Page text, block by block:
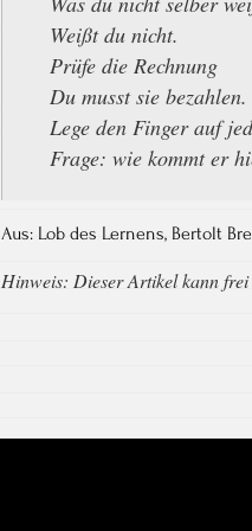
Weißt du nicht.
Prüfe die Rechnung
Du musst sie bezahlen.
Lege den Finger auf
Frage: wie kommt er
Aus: Lob des Lernens, Bertolt
Hinweis: Dieser Artikel kann